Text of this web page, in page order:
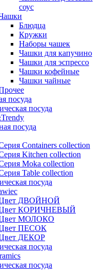
соус
Блюдца
Кружки
Наборы чашек
Чашки для капучино
Чашки для эспрессо
Чашки кофейные
Чашки чайные
посуда
посуда
посуда
Containers collection
Kitchen collection
Moka collection
Table collection
посуда
ДВОЙНОЙ
КОРИЧНЕВЫЙ
МОЛОКО
ПЕСОК
ДЕКОР
посуда
посуда